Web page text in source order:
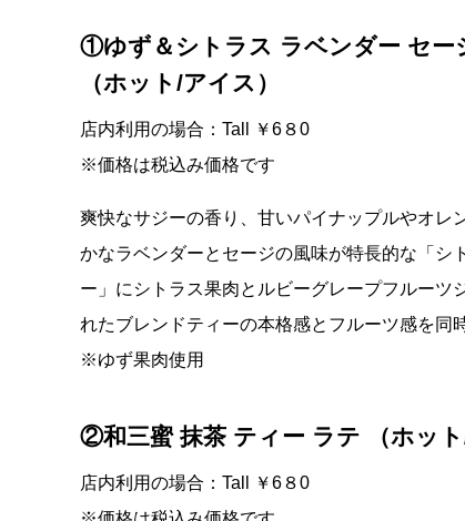
①ゆず＆シトラス ラベンダー セー
（ホット/アイス）
店内利用の場合：Tall ￥6８0
※価格は税込み価格です
爽快なサジーの香り、甘いパイナップルやオレ
かなラベンダーとセージの風味が特長的な「シ
ー」にシトラス果肉とルビーグレープフルーツ
れたブレンドティーの本格感とフルーツ感を同
※ゆず果肉使用
②和三蜜 抹茶 ティー ラテ （ホット
店内利用の場合：Tall ￥6８0